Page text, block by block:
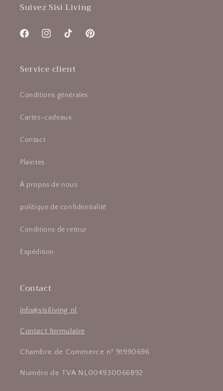
Suivez Sisi Living
FacebookInstagramTikTok Pinterest
Service client
Conditions générales
Cartes-cadeaux
Contact
Plaintes
À propos de nous
politique de confidentialité
Conditions de retour
Expédition
Contact
info@sisiliving.nl
Contact formulaire
Chambre de Commerce n° 91990696
Numéro de TVA NL004930066B92